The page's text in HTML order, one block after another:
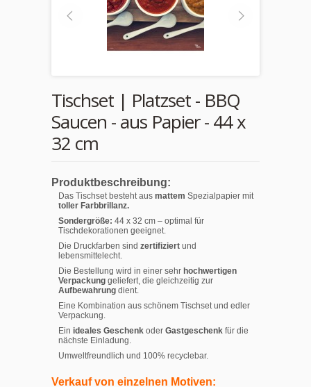
Tischset | Platzset - BBQ
Saucen - aus Papier - 44 x
32 cm
Produktbeschreibung:
Das Tischset besteht aus mattem Spezialpapier mit
toller Farbbrillanz.
Sondergröße: 44 x 32 cm – optimal für
Tischdekorationen geeignet.
Die Druckfarben sind zertifiziert und
lebensmittelecht.
Die Bestellung wird in einer sehr hochwertigen
Verpackung geliefert, die gleichzeitig zur
Aufbewahrung dient.
Eine Kombination aus schönem Tischset und edler
Verpackung.
Ein ideales Geschenk oder Gastgeschenk für die
nächste Einladung.
Umweltfreundlich und 100% recyclebar.
Verkauf von einzelnen Motiven: